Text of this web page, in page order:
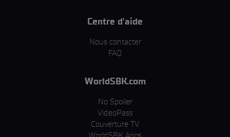
Centre d'aide
Nous contacter
FAQ
WorldSBK.com
No Spoiler
VideoPass
Couverture TV
WorldSBK Apps